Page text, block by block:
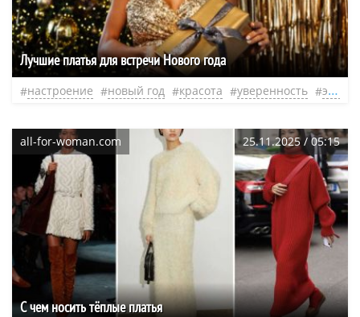
Лучшие платья для встречи Нового года
настроение новый год красота уверенность энергетика
all-for-woman.com 25.11.2025 / 05:15
С чем носить тёплые платья